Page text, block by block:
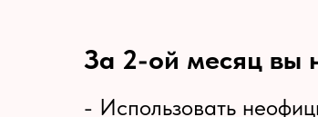
За 2-ой месяц вы
- Использовать